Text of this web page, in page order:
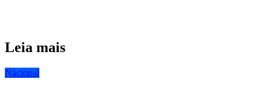
Leia mais
Nacional